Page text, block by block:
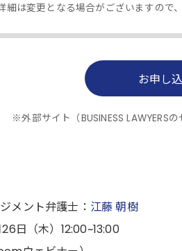
は変更となる場合がございますので
お申し
※外部サイト（BUSINESS LAWYERS
メント弁護士： 江藤 朝樹
日（木）12:00~13:00